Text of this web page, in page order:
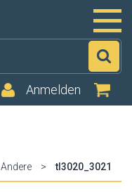
Anmelden
Andere > tl3020_3021